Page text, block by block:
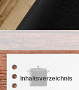
Inhaltsverzeichnis